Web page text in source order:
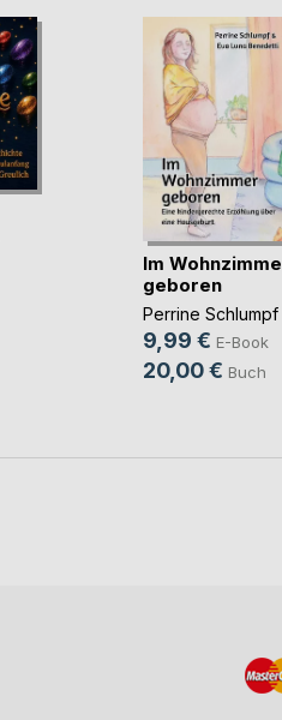
Im
geboren
Perrine Schlumpf
9,99 € E-Book
20,00 € Buch